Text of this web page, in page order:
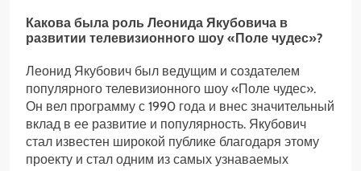
Какова была роль Леонида Якубовича в
развитии телевизионного шоу «Поле чудес»?
Леонид Якубович был ведущим и создателем
популярного телевизионного шоу «Поле чудес».
Он вел программу с 1990 года и внес значительный
вклад в ее развитие и популярность. Якубович
стал известен широкой публике благодаря этому
проекту и стал одним из самых узнаваемых